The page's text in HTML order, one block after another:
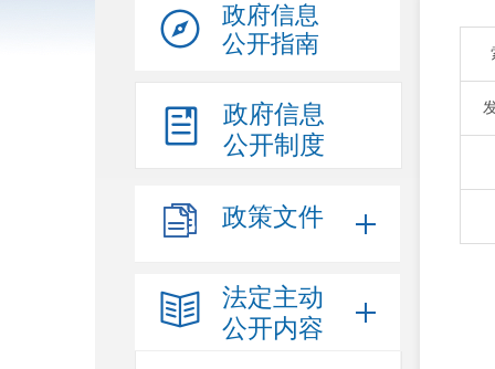
政府信息
公开指南
政府信息
公开制度
政策文件
法定主动
公开内容